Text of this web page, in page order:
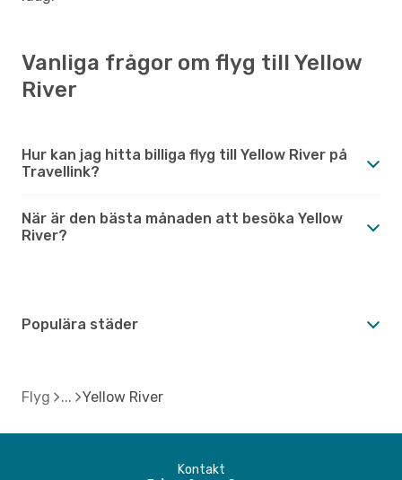
Vanliga frågor om flyg till Yellow
River
Hur kan jag hitta billiga flyg till Yellow River på
Travellink?
När är den bästa månaden att besöka Yellow
River?
Populära städer
Flyg Yellow River
Kontakt